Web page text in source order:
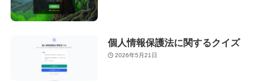
個人情報保護法に関するクイズ
2026年5月21日